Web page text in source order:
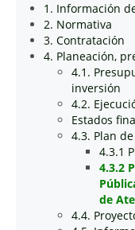
1. Información
2. Normativa
3. Contratación
4. Planeación,
4.1.
inversión
4.2.
Estados
4.3. Plan
4.3.1
4.3.2
de
4.4.